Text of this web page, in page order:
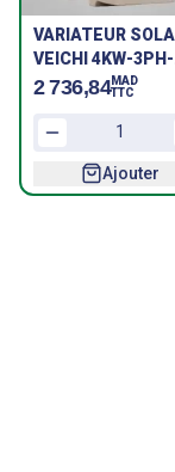
VARIATEUR
VEICHI 4KW-3PH-
220V
2 736,84MAD
TTC
Ajouter